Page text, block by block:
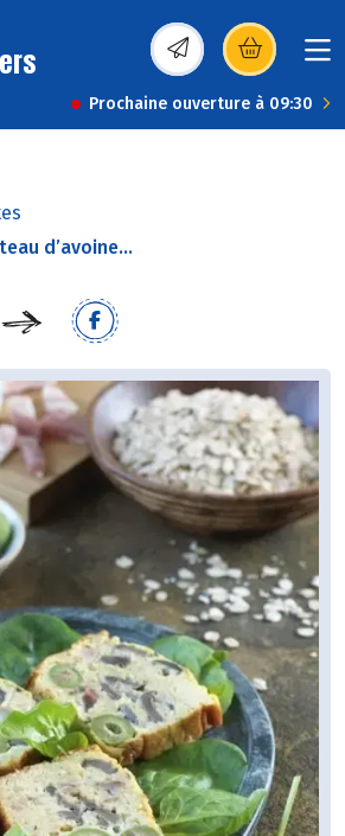
(s’ouvre dans une
Prochaine ouverture à 09:30
d’avoine...